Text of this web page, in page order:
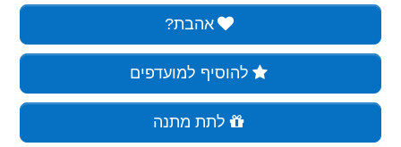
אהבת?
להוסיף למועדפים
לתת מתנה